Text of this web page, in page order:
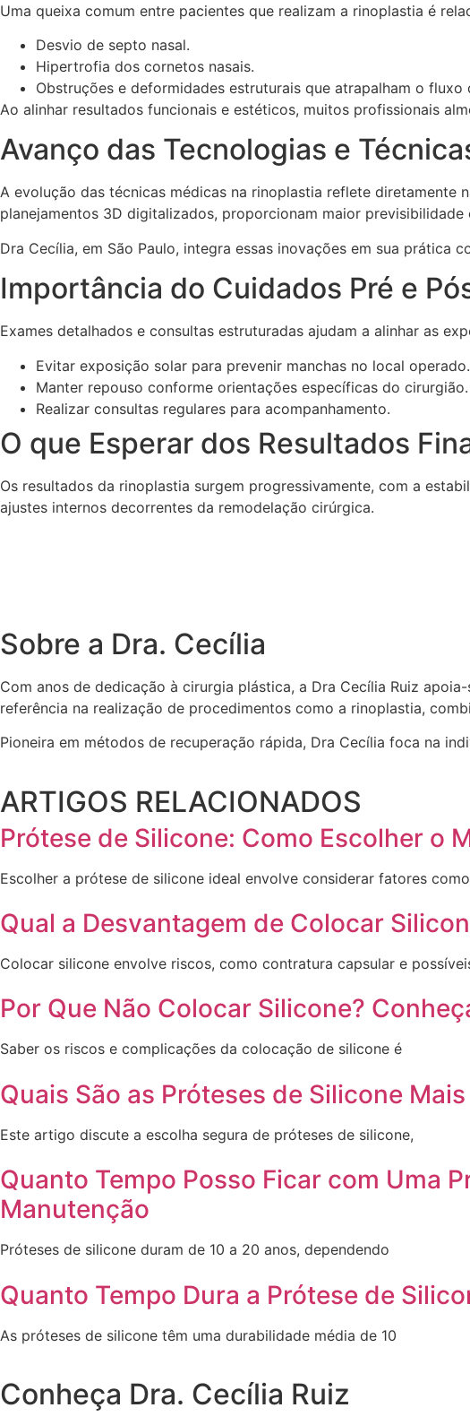
Uma queixa comum entre pacientes que realizam a rinoplastia é
Desvio de septo nasal.
Hipertrofia dos cornetos nasais.
Obstruções e deformidades estruturais que atrapalham o fluxo
Ao alinhar resultados funcionais e estéticos, muitos profissionais
Avanço das Tecnologias e
A evolução das técnicas médicas na rinoplastia reflete
planejamentos 3D digitalizados, proporcionam maior
Dra Cecília, em São Paulo, integra essas inovações em sua prática
Importância do Cuidados Pré e
Exames detalhados e consultas estruturadas ajudam a alinhar as
Evitar exposição solar para prevenir manchas no local operado.
Manter repouso conforme orientações específicas do cirurgião.
Realizar consultas regulares para acompanhamento.
O que Esperar dos Resultados
Os resultados da rinoplastia surgem progressivamente, com a
ajustes internos decorrentes da remodelação cirúrgica.
Sobre a Dra. Cecília
Com anos de dedicação à cirurgia plástica, a Dra Cecília Ruiz
referência na realização de procedimentos como a rinoplastia,
Pioneira em métodos de recuperação rápida, Dra Cecília foca na
ARTIGOS RELACIONADOS
Prótese de Silicone: Como Escolher o
Escolher a prótese de silicone ideal envolve considerar fatores como
Qual a Desvantagem de Colocar
Colocar silicone envolve riscos, como contratura capsular e
Por Que Não Colocar Silicone?
Saber os riscos e complicações da colocação de silicone é
Quais São as Próteses de Silicone
Este artigo discute a escolha segura de próteses de silicone,
Quanto Tempo Posso Ficar com Uma
Manutenção
Próteses de silicone duram de 10 a 20 anos, dependendo
Quanto Tempo Dura a Prótese de
As próteses de silicone têm uma durabilidade média de 10
Conheça Dra. Cecília Ruiz